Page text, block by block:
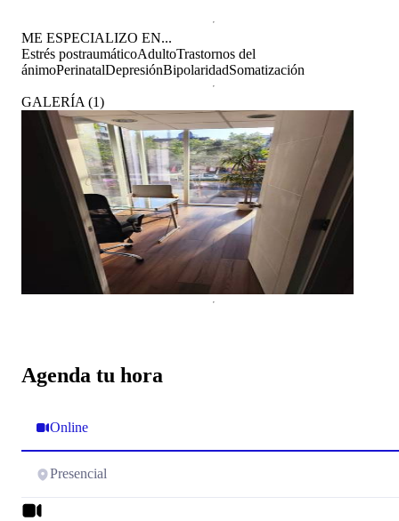
Agenda tu hora
Online
Presencial
ME ESPECIALIZO EN...
Estrés postraumáticoAdultoTrastornos del
ánimoPerinatalDepresiónBipolaridadSomatización
GALERÍA (1)